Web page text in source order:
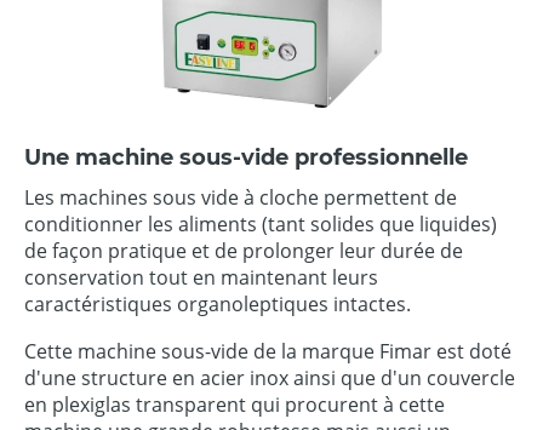
Une machine sous-vide professionnelle
Les machines sous vide à cloche permettent de
conditionner les aliments (tant solides que liquides)
de façon pratique et de prolonger leur durée de
conservation tout en maintenant leurs
caractéristiques organoleptiques intactes.
Cette machine sous-vide de la marque Fimar est doté
d'une structure en acier inox ainsi que d'un couvercle
en plexiglas transparent qui procurent à cette